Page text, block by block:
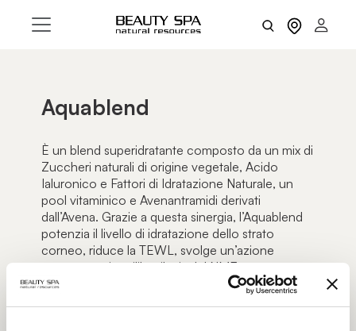
Aquablend
È un blend superidratante composto da un mix di
Zuccheri naturali di origine vegetale, Acido
Ialuronico e Fattori di Idratazione Naturale, un
pool vitaminico e Avenantramidi derivati
dall’Avena. Grazie a questa sinergia, l’Aquablend
potenzia il livello di idratazione dello strato
corneo, riduce la TEWL, svolge un’azione
umettante, riequilibra il mix del NMF e contrasta
arrossamenti e infiammazioni. Il blend